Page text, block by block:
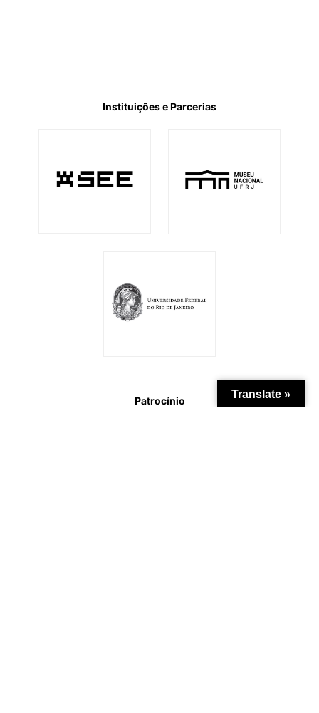
Instituições e Parcerias
Patrocínio Translate »